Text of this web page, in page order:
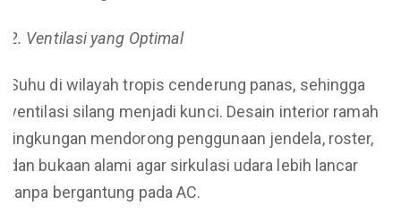
2. Ventilasi yang Optimal
Suhu di wilayah tropis cenderung panas, sehingga
ventilasi silang menjadi kunci. Desain interior ramah
lingkungan mendorong penggunaan jendela, roster,
dan bukaan alami agar sirkulasi udara lebih lancar
tanpa bergantung pada AC.